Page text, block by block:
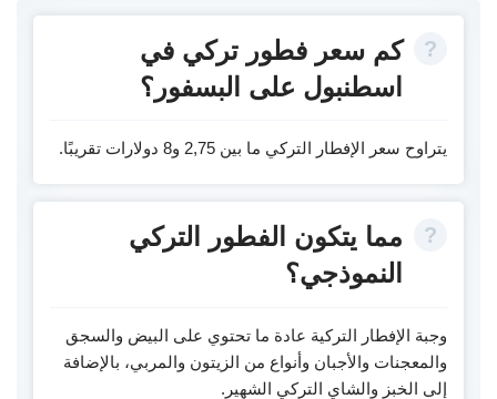
كم سعر فطور تركي في
اسطنبول على البسفور؟
يتراوح سعر الإفطار التركي ما بين 2,75 و8 دولارات تقريبًا.
مما يتكون الفطور التركي
النموذجي؟
وجبة الإفطار التركية عادة ما تحتوي على البيض والسجق
والمعجنات والأجبان وأنواع من الزيتون والمربي، بالإضافة
إلى الخبز والشاي التركي الشهير.